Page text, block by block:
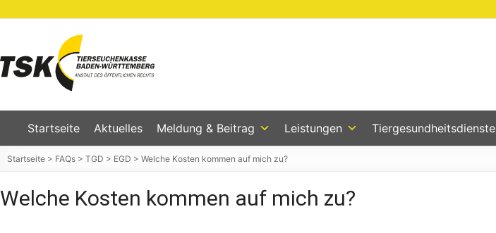
Inhalt
Tierseuchenkasse
Baden-
Württemberg
Startseite Aktuelles Meldung & Beitrag Leistungen Tiergesundheitsdienste
Startseite > FAQs > TGD > EGD > Welche Kosten kommen auf mich zu?
Welche Kosten kommen auf mich zu?